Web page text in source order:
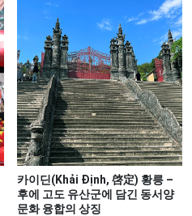
카이딘(Khải Định, 啓定) 황릉 –
후에 고도 유산군에 담긴 동서양
문화 융합의 상징